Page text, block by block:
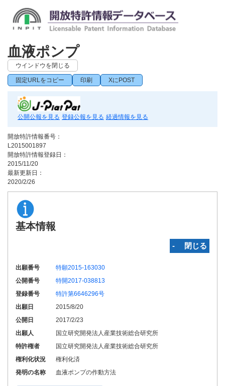
血液ポンプ
ウインドウを閉じる
固定URLをコピー 印刷 XにPOST
公開公報を見る 登録公報を見る 経過情報を見る
開放特許情報番号：
L2015001897
開放特許情報登録日：
2015/11/20
最新更新日：
2020/2/26
基本情報
‐ 閉じる
出願番号
特願2015-163030
公開番号
特開2017-038813
登録番号
特許第6646296号
出願日
2015/8/20
公開日
2017/2/23
出願人
国立研究開発法人産業技術総合研究所
特許権者
国立研究開発法人産業技術総合研究所
権利化状況
権利化済
発明の名称
血液ポンプの作動方法